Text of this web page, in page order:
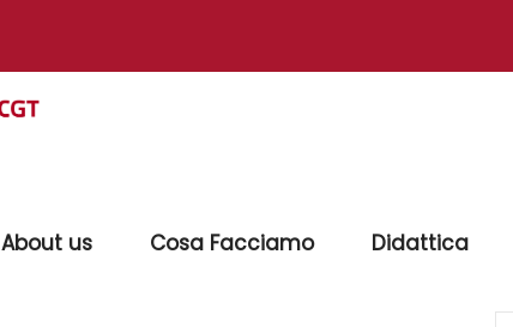
About us Cosa Facciamo Didattica